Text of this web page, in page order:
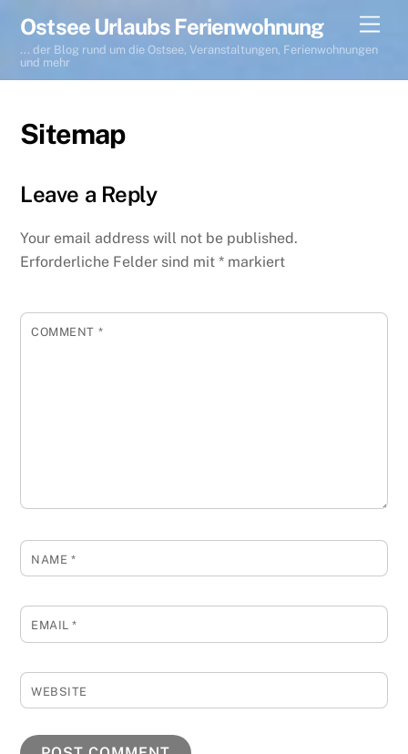
content
Ostsee Urlaubs Ferienwohnung
... der Blog rund um die Ostsee, Veranstaltungen, Ferienwohnungen
und mehr
Sitemap
Leave a Reply
Your email address will not be published.
Erforderliche Felder sind mit* markiert
COMMENT *
NAME *
EMAIL*
WEBSITE